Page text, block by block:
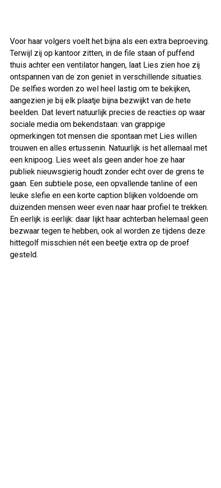
Voor haar volgers voelt het bijna als een extra beproeving.
Terwijl zij op kantoor zitten, in de file staan of puffend
thuis achter een ventilator hangen, laat Lies zien hoe zij
ontspannen van de zon geniet in verschillende situaties.
De selfies worden zo wel heel lastig om te bekijken,
aangezien je bij elk plaatje bijna bezwijkt van de hete
beelden. Dat levert natuurlijk precies de reacties op waar
sociale media om bekendstaan: van grappige
opmerkingen tot mensen die spontaan met Lies willen
trouwen en alles ertussenin. Natuurlijk is het allemaal met
een knipoog. Lies weet als geen ander hoe ze haar
publiek nieuwsgierig houdt zonder echt over de grens te
gaan. Een subtiele pose, een opvallende tanline of een
leuke slefie en een korte caption blijken voldoende om
duizenden mensen weer even naar haar profiel te trekken.
En eerlijk is eerlijk: daar lijkt haar achterban helemaal geen
bezwaar tegen te hebben, ook al worden ze tijdens deze
hittegolf misschien nét een beetje extra op de proef
gesteld.